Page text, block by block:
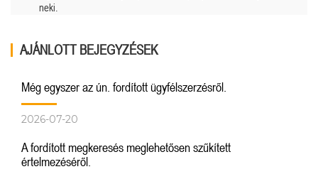
neki.
AJÁNLOTT BEJEGYZÉSEK
Még egyszer az ún. fordított ügyfélszerzésről.
2026-07-20
A fordított megkeresés meglehetősen szűkített
értelmezéséről.